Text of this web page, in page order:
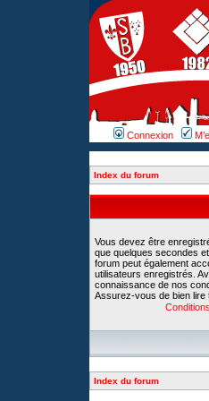
Connexion
Index du forum
Vous devez être
que quelques secondes
forum peut également
utilisateurs enregistrés.
connaissance de nos
Assurez-vous de bien lire
Index du forum